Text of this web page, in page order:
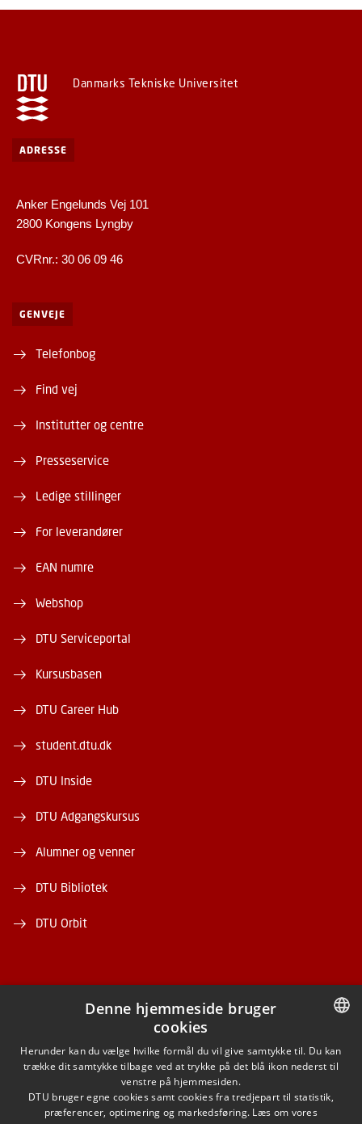
Danmarks Tekniske Universitet
ADRESSE
Anker Engelunds Vej 101
2800 Kongens Lyngby
CVRnr.: 30 06 09 46
GENVEJE
Telefonbog
Find vej
Institutter og centre
Presseservice
Ledige stillinger
For leverandører
EAN numre
Webshop
DTU Serviceportal
Kursusbasen
DTU Career Hub
student.dtu.dk
DTU Inside
DTU Adgangskursus
Alumner og venner
DTU Bibliotek
DTU Orbit
FACEBOOK
INSTAGRAM
LINKEDIN
DANISH
ENGLISH
Denne hjemmeside bruger
cookies
Herunder kan du vælge hvilke formål du vil give samtykke til. Du kan
trække dit samtykke tilbage ved at trykke på det blå ikon nederst til
venstre på hjemmesiden.
DTU bruger egne cookies samt cookies fra tredjepart til statistik,
præferencer, optimering og markedsføring. Læs om vores